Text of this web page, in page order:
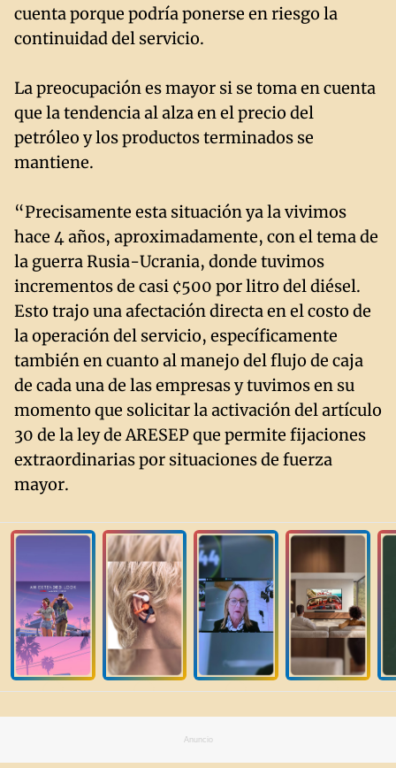
cuenta porque podría ponerse en riesgo la
continuidad del servicio.
La preocupación es mayor si se toma en cuenta
que la tendencia al alza en el precio del
petróleo y los productos terminados se
mantiene.
“Precisamente esta situación ya la vivimos
hace 4 años, aproximadamente, con el tema de
la guerra Rusia-Ucrania, donde tuvimos
incrementos de casi ¢500 por litro del diésel.
Esto trajo una afectación directa en el costo de
la operación del servicio, específicamente
también en cuanto al manejo del flujo de caja
de cada una de las empresas y tuvimos en su
momento que solicitar la activación del artículo
30 de la ley de ARESEP que permite fijaciones
extraordinarias por situaciones de fuerza
mayor.
Anuncio